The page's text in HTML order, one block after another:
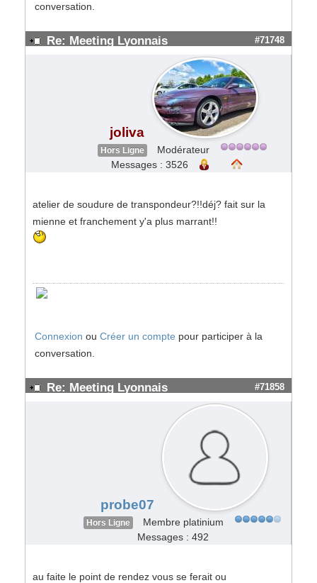
conversation.
Re: Meeting Lyonnais #71748
joliva
Hors Ligne
Modérateur
Messages : 3526
atelier de soudure de transpondeur?!!déj? fait sur la
mienne et franchement y'a plus marrant!!
Connexion ou Créer un compte pour participer à la
conversation.
Re: Meeting Lyonnais #71858
probe07
Hors Ligne
Membre platinium
Messages : 492
au faite le point de rendez vous se ferait ou